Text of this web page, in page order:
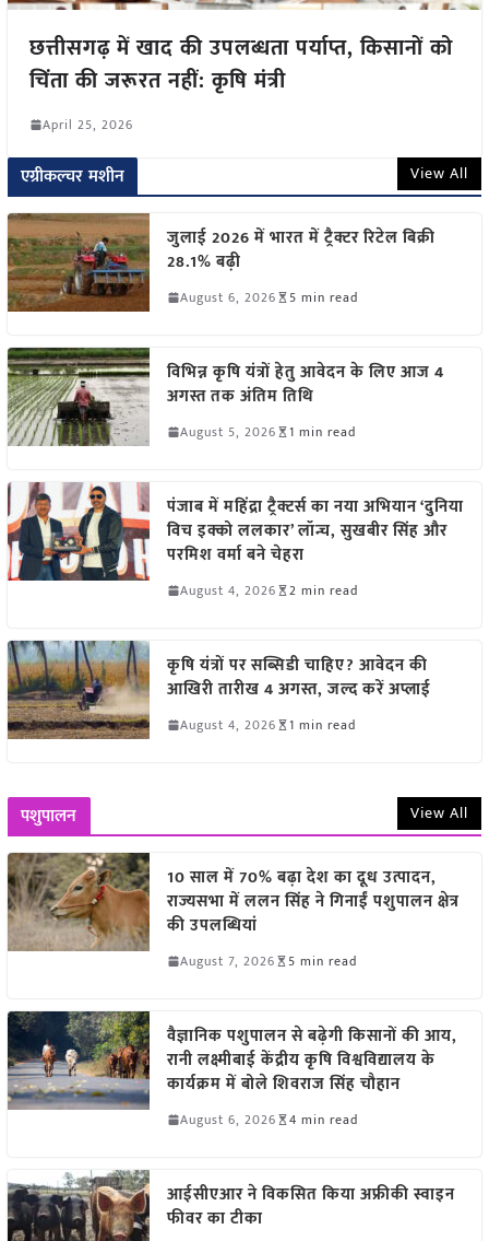
छत्तीसगढ़ में खाद की उपलब्धता पर्याप्त, किसानों को
चिंता की जरूरत नहीं: कृषि मंत्री
April 25, 2026
एग्रीकल्चर मशीन View All
जुलाई 2026 में भारत में ट्रैक्टर रिटेल बिक्री
28.1% बढ़ी
August 6, 2026 5 min read
विभिन्न कृषि यंत्रों हेतु आवेदन के लिए आज 4
अगस्त तक अंतिम तिथि
August 5, 2026 1 min read
पंजाब में महिंद्रा ट्रैक्टर्स का नया अभियान ‘दुनिया
विच इक्को ललकार’ लॉन्च, सुखबीर सिंह और
परमिश वर्मा बने चेहरा
August 4, 2026 2 min read
कृषि यंत्रों पर सब्सिडी चाहिए? आवेदन की
आखिरी तारीख 4 अगस्त, जल्द करें अप्लाई
August 4, 2026 1 min read
पशुपालन View All
10 साल में 70% बढ़ा देश का दूध उत्पादन,
राज्यसभा में ललन सिंह ने गिनाईं पशुपालन क्षेत्र
की उपलब्धियां
August 7, 2026 5 min read
वैज्ञानिक पशुपालन से बढ़ेगी किसानों की आय,
रानी लक्ष्मीबाई केंद्रीय कृषि विश्वविद्यालय के
कार्यक्रम में बोले शिवराज सिंह चौहान
August 6, 2026 4 min read
आईसीएआर ने विकसित किया अफ्रीकी स्वाइन
फीवर का टीका